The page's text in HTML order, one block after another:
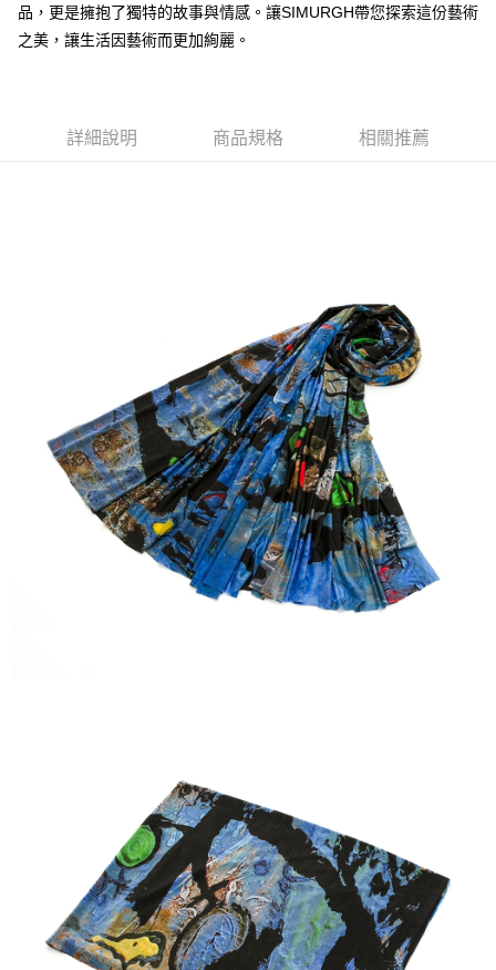
付款後7-11取貨
查看運費
品，更是擁抱了獨特的故事與情感。讓SIMURGH帶您探索這份藝術
之美，讓生活因藝術而更加絢麗。
詳細說明 商品規格 相關推薦